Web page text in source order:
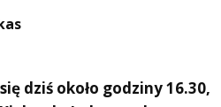
dziś około godziny 16.30,